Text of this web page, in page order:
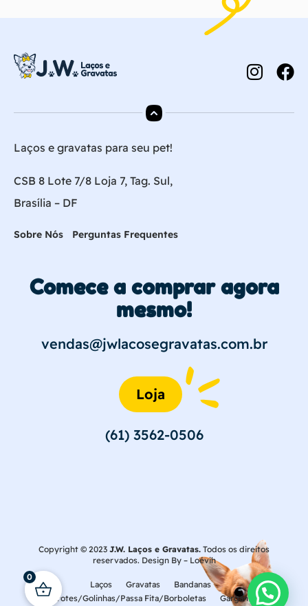
Laços e gravatas para seu pet!
CSB 8 Lote 7/8 Loja 7, Tag. Sul,
Brasília – DF
Sobre Nós Perguntas Frequentes
Comece a comprar agora
mesmo!
vendas@jwlacosegravatas.com.br
Loja
(61) 3562-0506
Copyright © 2023 J.W. Laços e Gravatas. Todos os direitos
reservados. Design By – Loévih
Laços Gravatas
Bandanas
Laçarotes/Golinhas/Passa Fita/Borboletas
Gargantilhas
0